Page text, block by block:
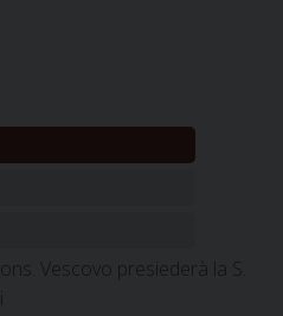
Vescovo presiederà la S.